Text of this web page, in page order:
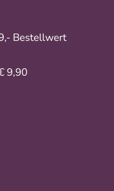
Bestellwert
9,90